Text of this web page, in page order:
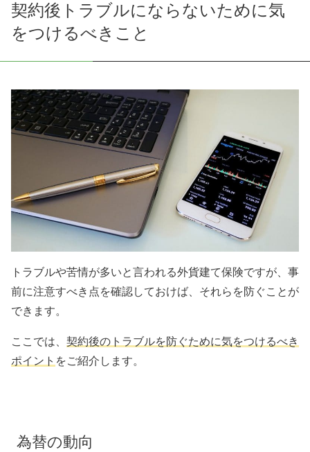
契約後トラブルにならないために気
をつけるべきこと
トラブルや苦情が多いと言われる外貨建て保険ですが、事
前に注意すべき点を確認しておけば、それらを防ぐことが
できます。
ここでは、 契約後のトラブルを防ぐために気をつけるべき
ポイント をご紹介します。
為替の動向